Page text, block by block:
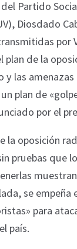
Partido
Diosdado
por
plan de la
y las
plan de
por el
la oposición
pruebas que
se empeña
para
país.